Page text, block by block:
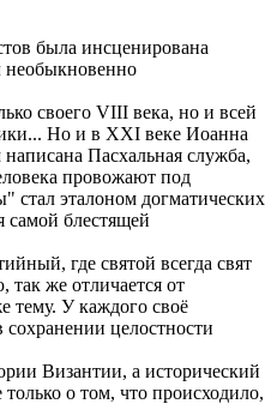
была инсценирована
необыкновенно
своего VIII века, но и всей
Но и в XXI веке Иоанна
Пасхальная служба,
провожают под
эталоном догматических
самой блестящей
где святой всегда свят
же отличается от
тему. У каждого своё
целостности
Византии, а исторический
о том, что происходило,